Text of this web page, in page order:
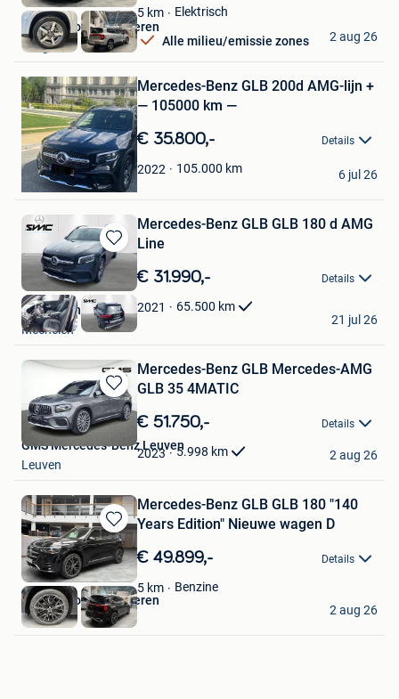
Favorieten
5 km Elektrisch
Alle milieu/emissie zones
Claes & Zonen Tongeren
Tongeren
2 aug 26
Bewaren
Mijn
Favorieten
Mercedes-Benz GLB 200d AMG-lijn +
— 105000 km —
€ 35.800,- Details
2022 105.000 km
trklimo
Schepdaal
6 jul 26
Bewaren
in
Mijn
Favorieten
Mercedes-Benz GLB GLB 180 d AMG
Line
€ 31.990,- Details
2021 65.500 km
SMC Mechelen
Mechelen
21 jul 26
Bewaren
in
Mijn
Favorieten
Mercedes-Benz GLB Mercedes-AMG
GLB 35 4MATIC
€ 51.750,- Details
2023 5.998 km
GMS Mercedes-Benz Leuven
Leuven
2 aug 26
Bewaren
Mijn
Favorieten
Mercedes-Benz GLB GLB 180 "140
Years Edition" Nieuwe wagen D
€ 49.899,- Details
5 km
Benzine
Claes & Zonen Tongeren
Tongeren
2 aug 26